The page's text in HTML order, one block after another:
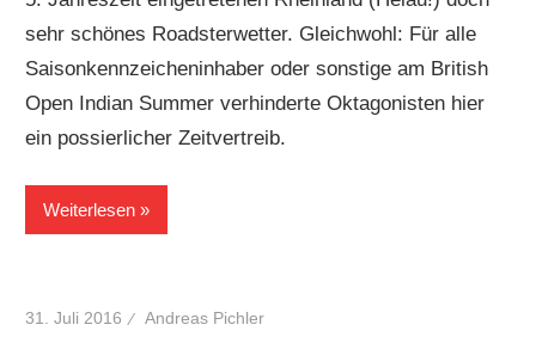
sehr schönes Roadsterwetter. Gleichwohl: Für alle
Saisonkennzeicheninhaber oder sonstige am British
Open Indian Summer verhinderte Oktagonisten hier
ein possierlicher Zeitvertreib.
Weiterlesen
31. Juli 2016 Andreas Pichler